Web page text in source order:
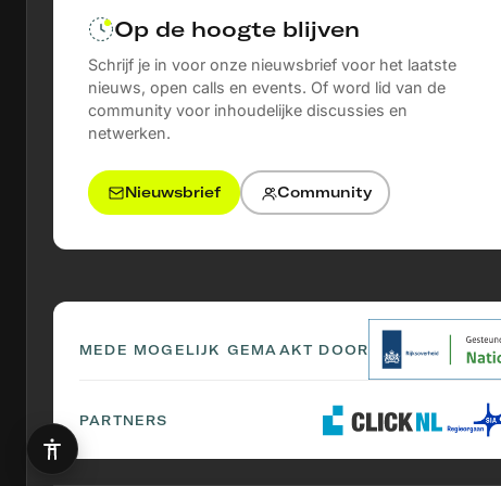
Op de hoogte blijven
Schrijf je in voor onze nieuwsbrief voor het laatste
nieuws, open calls en events. Of word lid van de
community voor inhoudelijke discussies en
netwerken.
Nieuwsbrief Community
MEDE MOGELIJK GEMAAKT DOOR
PARTNERS